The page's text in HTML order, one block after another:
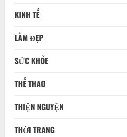
KINH TẾ
LÀM ĐẸP
SỨC KHỎE
THỂ THAO
THIỆN NGUYỆN
THỜI TRANG